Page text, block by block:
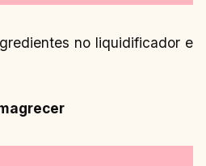
no liquidificador e